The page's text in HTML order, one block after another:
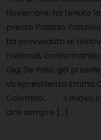
Novembre, ha tenuto
presso Palazzo
ha provveduto al
nazionali,
Gigi De Palo, già
vicepresidenza Emma
Colombo. Il nuovo
dire sempre […]